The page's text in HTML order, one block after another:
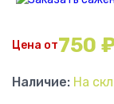
Цена от750
Наличие: На